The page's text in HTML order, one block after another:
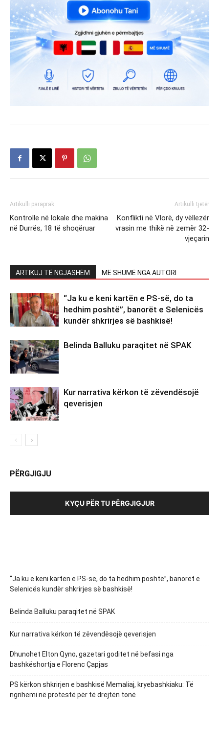
Artikulli paraprak
Kontrolle në lokale dhe makina
në Durrës, 18 të shoqëruar
Artikulli tjetër
Konflikti në Vlorë, dy vëllezër
vrasin me thikë në zemër 32-
vjeçarin
ARTIKUJ TË NGJASHËM MË SHUMË NGA AUTORI
“Ja ku e keni kartën e PS-së, do ta
hedhim poshtë”, banorët e Selenicës
kundër shkrirjes së bashkisë!
Belinda Balluku paraqitet në SPAK
Kur narrativa kërkon të zëvendësojë
qeverisjen
PËRGJIGJU
KYÇU PËR TU PËRGJIGJUR
“Ja ku e keni kartën e PS-së, do ta hedhim poshtë”, banorët e
Selenicës kundër shkrirjes së bashkisë!
Belinda Balluku paraqitet në SPAK
Kur narrativa kërkon të zëvendësojë qeverisjen
Dhunohet Elton Qyno, gazetari goditet në befasi nga
bashkëshortja e Florenc Çapjas
PS kërkon shkrirjen e bashkisë Memaliaj, kryebashkiaku: Të
ngrihemi në protestë për të drejtën tonë